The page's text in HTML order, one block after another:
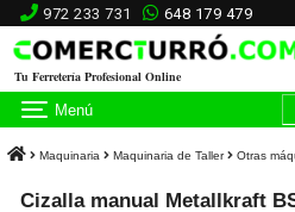
972 233 731 648 179 479
Tu Ferretería Profesional Online
Menú
Maquinaria Maquinaria de Taller Otras
Cizalla manual Metallkraft